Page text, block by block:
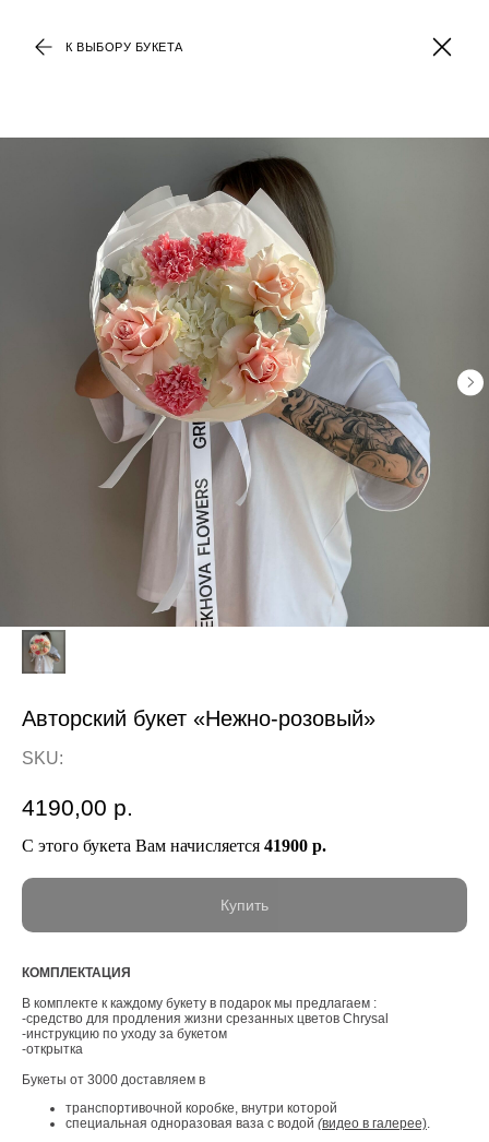
К ВЫБОРУ БУКЕТА
Авторский букет «Нежно-розовый»
SKU:
4190,00 р.
С этого букета Вам начисляется 41900 р.
Купить
КОМПЛЕКТАЦИЯ
В комплекте к каждому букету в подарок мы предлагаем :
-средство для продления жизни срезанных цветов Chrysal
-инструкцию по уходу за букетом
-открытка
Букеты от 3000 доставляем в
транспортивочной коробке, внутри которой
специальная одноразовая ваза с водой (видео в галерее).